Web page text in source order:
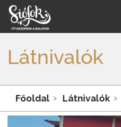
Látnivalók
Főoldal Látnivalók